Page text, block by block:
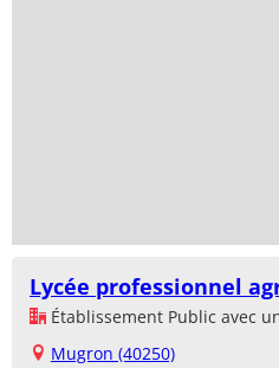
Lycée professionnel
Établissement Public avec
Mugron (40250)